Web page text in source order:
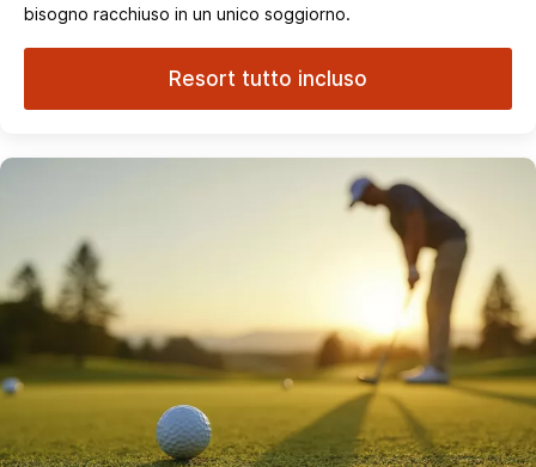
bisogno racchiuso in un unico soggiorno.
Resort tutto incluso